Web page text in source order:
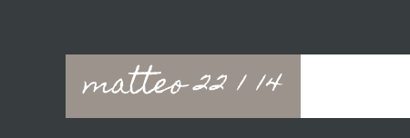
matteo 22 1 14
Main
navigation